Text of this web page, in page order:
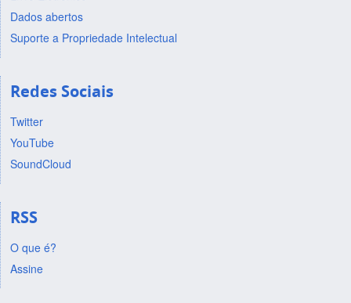
Dados abertos
Suporte a Propriedade Intelectual
Redes Sociais
Twitter
YouTube
SoundCloud
RSS
O que é?
Assine